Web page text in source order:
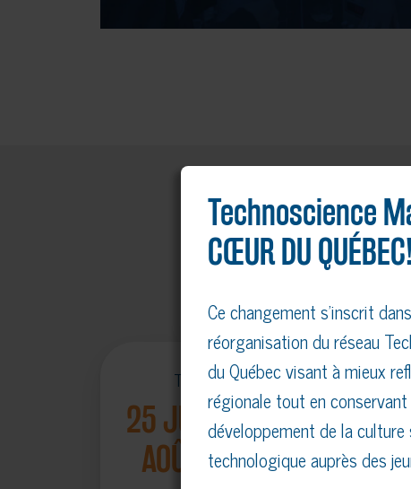
Tout l'été
25 JUIN AU 21
AOÛT 2026
Technoscience
CŒUR DU QUÉBEC!
Ce changement s’inscrit
réorganisation du réseau
du Québec visant à mieux
régionale tout en
développement de la
technologique auprès des